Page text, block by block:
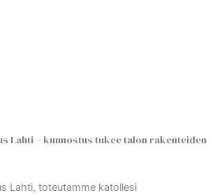
Lahti – kunnostus tukee talon rakenteiden
Lahti, toteutamme katollesi